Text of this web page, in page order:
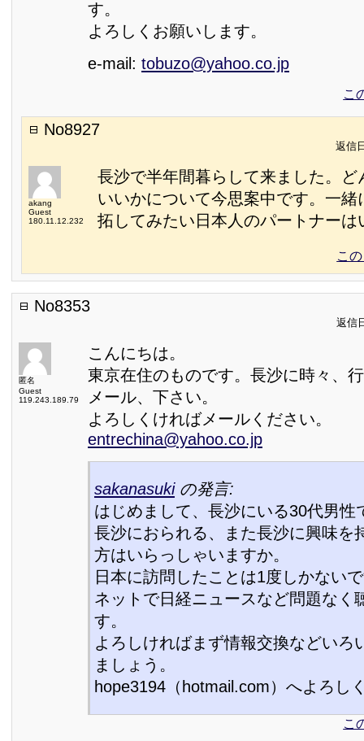
す。
よろしくお願いします。
e-mail: tobuzo@yahoo.co.jp
こ
No8927
返信
akang
Guest
180.11.12.232
長沙で半年間暮らして来ました。ど
いいかについて今思案中です。一緒
拓してみたい日本人のパートナーは
こ
No8353
返信
匿名
Guest
119.243.189.79
こんにちは。
東京在住のものです。長沙に時々、
メール、下さい。
よろしくければメールください。
entrechina@yahoo.co.jp
sakanasukiの発言:
はじめまして、長沙にいる30代男性
長沙におられる、また長沙に興味を
方はいらっしゃいますか。
日本に訪問したことは1度しかない
ネットで日経ニュースなど問題なく
す。
よろしければまず情報交換などいろ
ましょう。
hope3194（hotmail.com）へよろし
こ